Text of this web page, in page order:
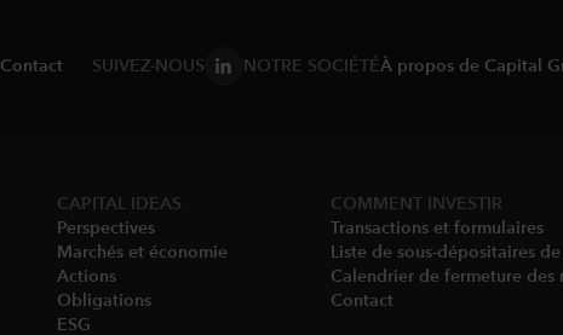
Contact SUIVEZ-NOUS NOTRE SOCIÉTÉÀ propos de Capital
CAPITAL IDEAS
Perspectives
Marchés et économie
Actions
Obligations
ESG
COMMENT INVESTIR
Transactions et formulaires
Liste de sous-dépositaires
Calendrier de fermeture des
Contact